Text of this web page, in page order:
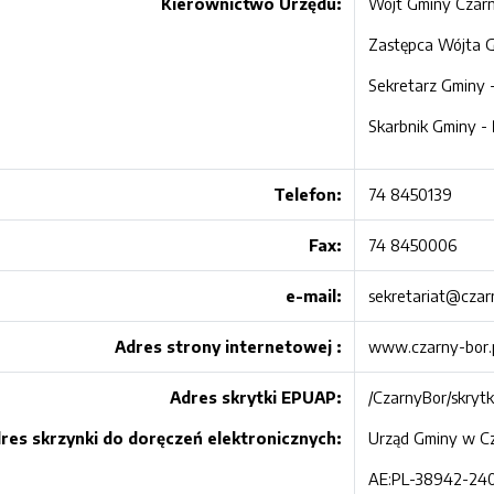
Zastępca Wójta
Sekretarz Gminy
Skarbnik Gminy -
Telefon: 74 8450139
Fax: 74 8450006
e-mail:
Adres strony internetowej : www.czarny-
Adres skrytki EPUAP:
skrzynki do doręczeń elektronicznych:
/CzarnyBor/
Urząd Gminy w
AE:PL-38942-